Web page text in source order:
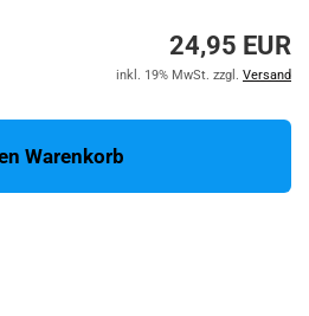
24,95 EUR
inkl. 19% MwSt. zzgl. Versand
Warenkorb